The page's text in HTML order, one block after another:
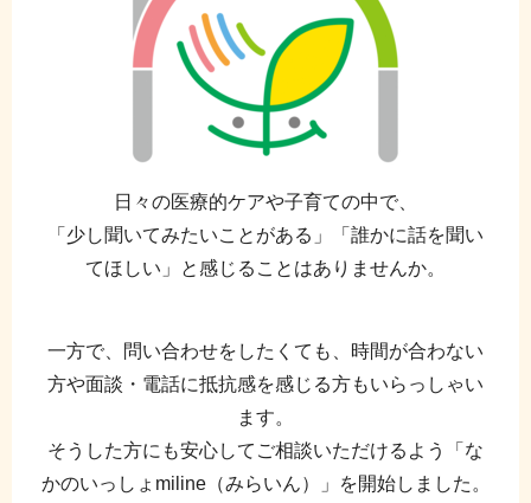
日々の医療的ケアや子育ての中で、
「少し聞いてみたいことがある」「誰かに話を聞い
てほしい」と感じることはありませんか。
一方で、問い合わせをしたくても、時間が合わない
方や面談・電話に抵抗感を感じる方もいらっしゃい
ます。
そうした方にも安心してご相談いただけるよう「な
かのいっしょmiline（みらいん）」を開始しました。